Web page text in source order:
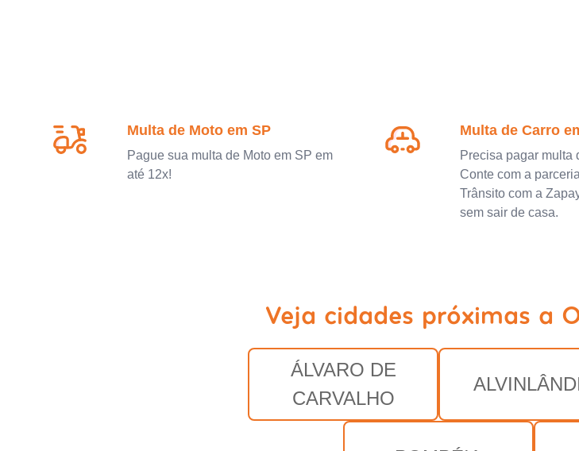
Multa de Moto em SP
Pague sua multa de Moto em SP em
até 12x!
Multa de Carro
Precisa pagar multa
Conte com a
Trânsito com a
sem sair de casa.
Veja cidades próximas a
ÁLVARO DE
CARVALHO